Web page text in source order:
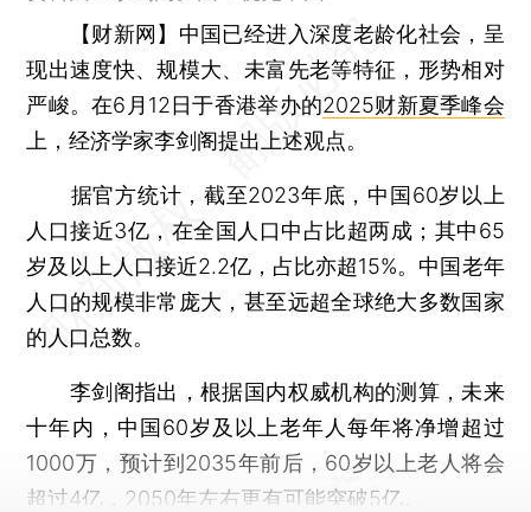
【财新网】 中国已经进入深度老龄化社会，呈
现出速度快、规模大、未富先老等特征，形势相对
严峻。在6月12日于香港举办的2025财新夏季峰会
上，经济学家李剑阁提出上述观点。
据官方统计，截至2023年底，中国60岁以上
人口接近3亿，在全国人口中占比超两成；其中65
岁及以上人口接近2.2亿，占比亦超15%。中国老年
人口的规模非常庞大，甚至远超全球绝大多数国家
的人口总数。
李剑阁指出，根据国内权威机构的测算，未来
十年内，中国60岁及以上老年人每年将净增超过
1000万，预计到2035年前后，60岁以上老人将会
超过4亿，2050年左右更有可能突破5亿。